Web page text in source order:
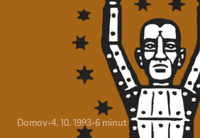
Domov•4. 10. 1993•6 minut